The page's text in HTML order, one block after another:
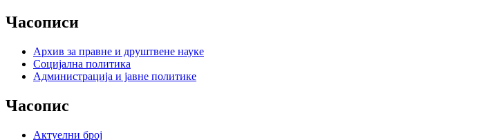
Часописи
Архив за правне и друштвене науке
Социјална политика
Администрација и јавне политике
Часопис
Актуелни број